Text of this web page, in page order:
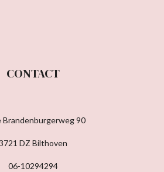
CONTACT
Brandenburgerweg 90
DZ Bilthoven
06-10294294